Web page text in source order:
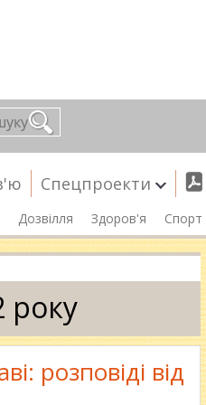
Спецпроекти
Дозвілля Здоров'я Спорт
року
розповіді від